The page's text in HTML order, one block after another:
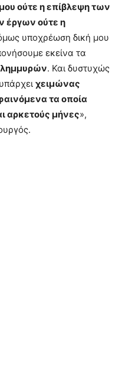
ούτε η επίβλεψη των
έργων ούτε η
υποχρέωση δική μου
εκείνα τα
. Και δυστυχώς
χειμώνας
τα οποία
αρκετούς μήνες»,